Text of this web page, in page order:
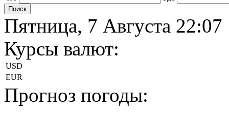
Пятница, 7 Августа 22:07
Курсы валют:
USD
EUR
Прогноз погоды: